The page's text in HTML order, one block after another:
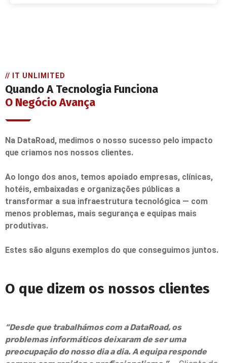
// IT UNLIMITED
Quando A Tecnologia Funciona
O Negócio Avança
Na DataRoad, medimos o nosso sucesso pelo impacto
que criamos nos nossos clientes.
Ao longo dos anos, temos apoiado empresas, clínicas,
hotéis, embaixadas e organizações públicas a
transformar a sua infraestrutura tecnológica — com
menos problemas, mais segurança e equipas mais
produtivas.
Estes são alguns exemplos do que conseguimos juntos.
O que dizem os nossos clientes
“Desde que trabalhámos com a DataRoad, os
problemas informáticos deixaram de ser uma
preocupação do nosso dia a dia. A equipa responde